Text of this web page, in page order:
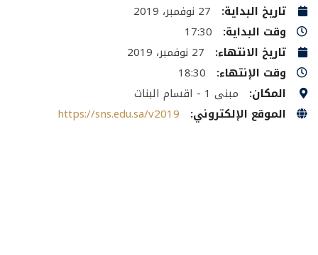
تاريخ البداية:
27 نوفمبر، 2019
وقت البداية:
17:30
تاريخ الانتهاء:
27 نوفمبر، 2019
وقت الإنتهاء:
18:30
المكان:
مبنى 1 - اقسام البنات
الموقع الإلكتروني:
https://sns.edu.sa/v2019